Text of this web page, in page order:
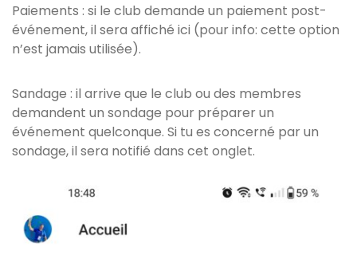
Paiements : si le club demande un paiement post-
événement, il sera affiché ici (pour info: cette option
n’est jamais utilisée).
Sandage : il arrive que le club ou des membres
demandent un sondage pour préparer un
événement quelconque. Si tu es concerné par un
sondage, il sera notifié dans cet onglet.